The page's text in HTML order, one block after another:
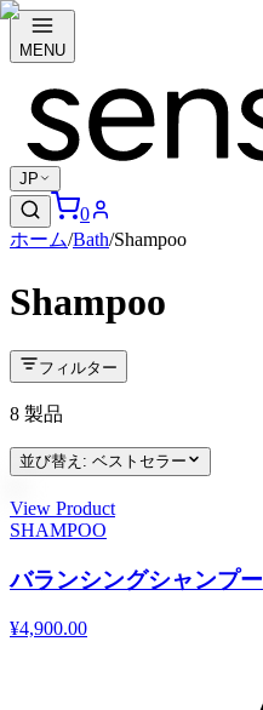
MENU
JP
0
ホーム/Bath/Shampoo
Shampoo
フィルター
8 製品
並び替え : ベストセラー
View Product
SHAMPOO
バランシングシャンプー
¥4,900.00